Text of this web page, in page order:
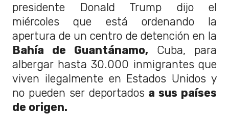
presidente Donald Trump dijo el
miércoles que está ordenando la
apertura de un centro de detención en la
Bahía de Guantánamo, Cuba, para
albergar hasta 30.000 inmigrantes que
viven ilegalmente en Estados Unidos y
no pueden ser deportadosa sus países
de origen.